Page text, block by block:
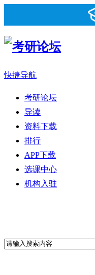
快捷导航
考研论坛
导读
资料下载
排行
APP下载
选课中心
机构入驻